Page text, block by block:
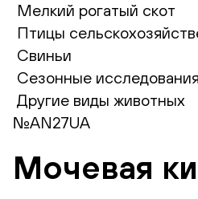
Мелкий рогатый скот
Птицы
Свиньи
Сезонные исследования
Другие виды животных
№AN27UA
Мочевая